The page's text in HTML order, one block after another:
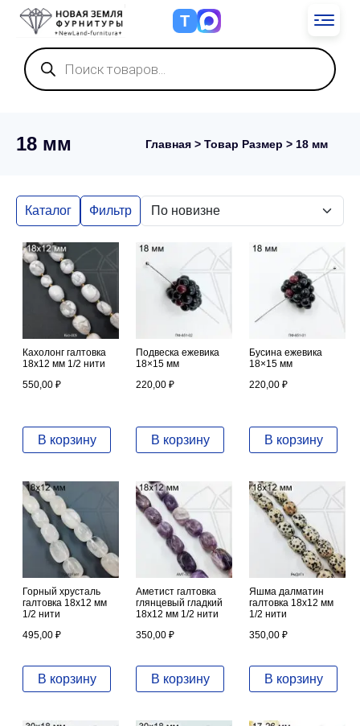
Т
Поиск
товаров
Главная > Товар Размер > 18 мм
18 мм
Каталог Фильтр
Кахолонг галтовка
18х12 мм 1/2 нити
550,00 ₽
В корзину
Подвеска ежевика
18×15 мм
220,00 ₽
В корзину
Бусина ежевика
18×15 мм
220,00 ₽
В корзину
Горный хрусталь
галтовка 18х12 мм
1/2 нити
495,00 ₽
В корзину
Аметист галтовка
глянцевый гладкий
18х12 мм 1/2 нити
350,00 ₽
В корзину
Яшма далматин
галтовка 18х12 мм
1/2 нити
350,00 ₽
В корзину